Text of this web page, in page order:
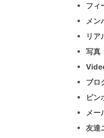
フィ
メン
リア
写真
ブロ
ピン
メー
友達